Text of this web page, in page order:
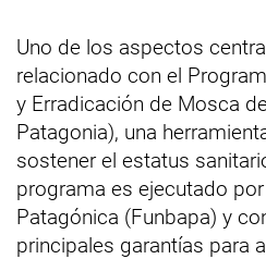
Uno de los aspectos
relacionado con el
y Erradicación de Mosca
Patagonia), una
sostener el estatus
programa es ejecutado
Patagónica (Funbapa) y
principales garantías para